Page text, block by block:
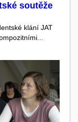
soutěže
klání JAT